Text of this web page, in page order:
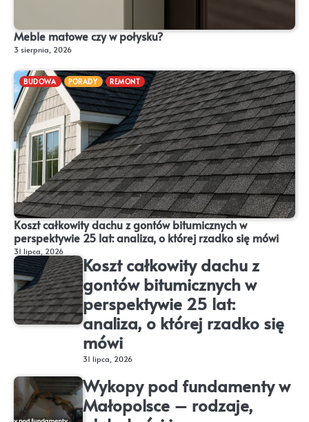
Meble matowe czy w połysku?
3 sierpnia, 2026
BUDOWA PORADY REMONT
Koszt całkowity dachu z gontów bitumicznych w
perspektywie 25 lat: analiza, o której rzadko się mówi
31 lipca, 2026
Koszt całkowity dachu z
gontów bitumicznych w
perspektywie 25 lat:
analiza, o której rzadko się
mówi
31 lipca, 2026
Wykopy pod fundamenty w
Małopolsce – rodzaje,